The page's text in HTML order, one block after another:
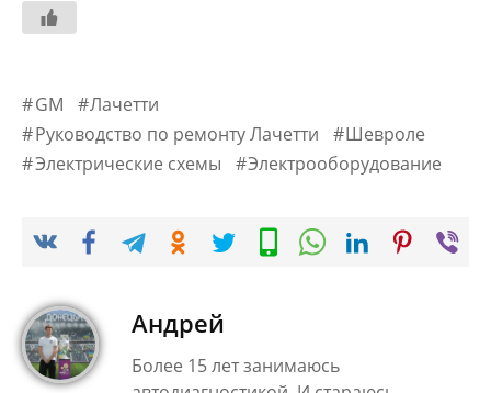
GM
Лачетти
Руководство по ремонту Лачетти
Шевроле
Электрические схемы
Электрооборудование
Андрей
Более 15 лет занимаюсь